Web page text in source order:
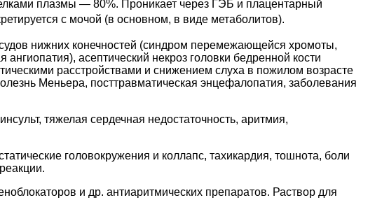
плазмы — 80%. Проникает через ГЭБ и плацентарный
с мочой (в основном, в виде метаболитов).
нижних конечностей (синдром перемежающейся хромоты,
асептический некроз головки бедренной кости
расстройствами и снижением слуха в пожилом возрасте
Меньера, посттравматическая энцефалопатия, заболевания
тяжелая сердечная недостаточность, аритмия,
головокружения и коллапс, тахикардия, тошнота, боли
и др. антиаритмических препаратов. Раствор для